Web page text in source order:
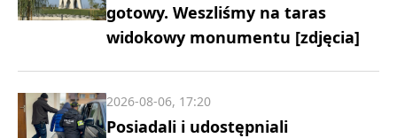
gotowy. Weszliśmy na taras
widokowy monumentu [zdjęcia]
Posiadali i udostępniali
2026-08-06, 17:20